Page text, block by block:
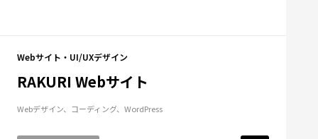
Webサイト・UI/UXデザイン
RAKURI Webサイト
Webデザイン、コーディング、WordPress